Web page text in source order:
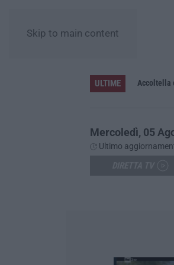
Skip to main content
ULTIME Accoltella
Mercoledì, 05
Ultimo